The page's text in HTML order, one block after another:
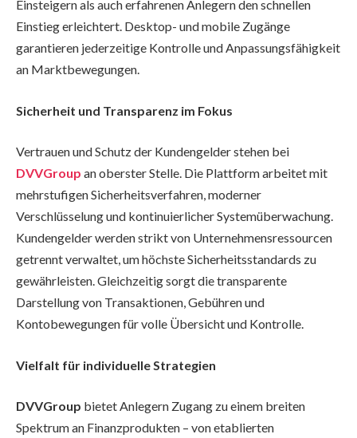
Einsteigern als auch erfahrenen Anlegern den schnellen
Einstieg erleichtert. Desktop- und mobile Zugänge
garantieren jederzeitige Kontrolle und Anpassungsfähigkeit
an Marktbewegungen.
Sicherheit und Transparenz im Fokus
Vertrauen und Schutz der Kundengelder stehen bei
DVVGroup an oberster Stelle. Die Plattform arbeitet mit
mehrstufigen Sicherheitsverfahren, moderner
Verschlüsselung und kontinuierlicher Systemüberwachung.
Kundengelder werden strikt von Unternehmensressourcen
getrennt verwaltet, um höchste Sicherheitsstandards zu
gewährleisten. Gleichzeitig sorgt die transparente
Darstellung von Transaktionen, Gebühren und
Kontobewegungen für volle Übersicht und Kontrolle.
Vielfalt für individuelle Strategien
DVVGroup bietet Anlegern Zugang zu einem breiten
Spektrum an Finanzprodukten – von etablierten